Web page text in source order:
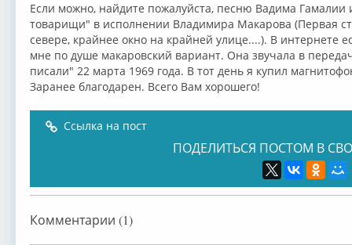
Если можно, найдите пожалуйста, песню Вадима
товарищи" в исполнении Владимира Макарова (Первая
севере, крайнее окно на крайней улице....). В интернете
мне по душе макаровский вариант. Она звучала в
писали" 22 марта 1969 года. В тот день я купил
Заранее благодарен. Всего Вам хорошего!
Ссылка на пост
ПОДЕЛИТЬСЯ ПОСТОМ В
Комментарии (1)